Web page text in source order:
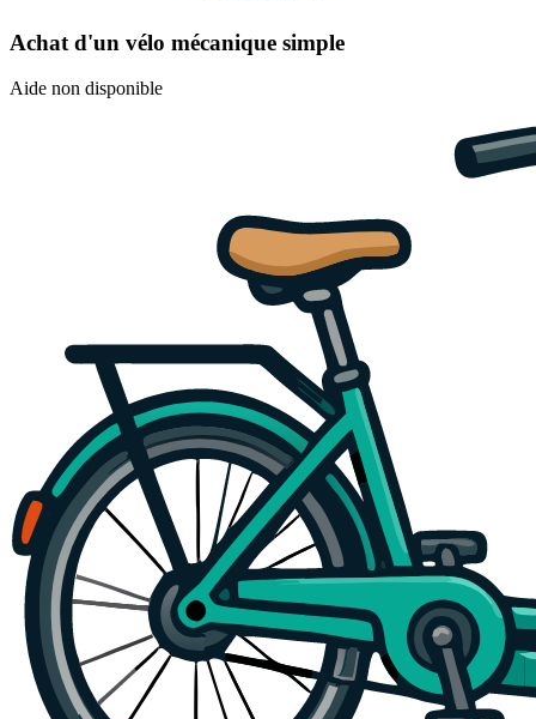
Achat d'un vélo mécanique simple
Aide non disponible